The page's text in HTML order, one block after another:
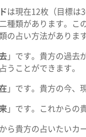
は現在12枚（目標は
種類があります。こ
の占い方法があります
」です。貴方の過去
うことができます。
」です。貴方の今、
」です。これからの
ら貴方の占いたいカ